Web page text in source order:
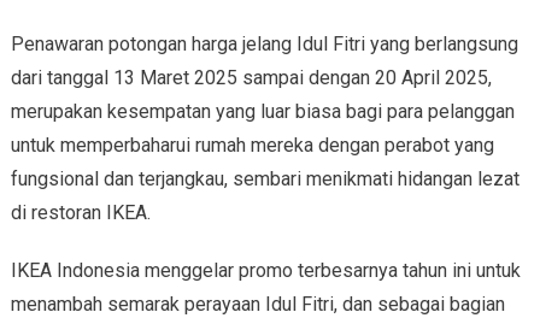
Penawaran potongan harga jelang Idul Fitri yang berlangsung
dari tanggal 13 Maret 2025 sampai dengan 20 April 2025,
merupakan kesempatan yang luar biasa bagi para pelanggan
untuk memperbaharui rumah mereka dengan perabot yang
fungsional dan terjangkau, sembari menikmati hidangan lezat
di restoran IKEA.
IKEA Indonesia menggelar promo terbesarnya tahun ini untuk
menambah semarak perayaan Idul Fitri, dan sebagai bagian